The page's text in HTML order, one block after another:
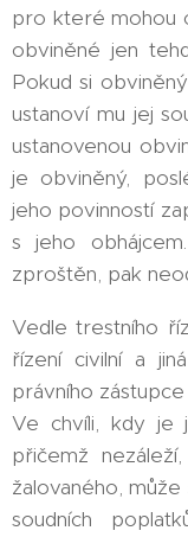
pro které mohou
obviněné jen
Pokud si
ustanoví mu jej
ustanovenou
je obviněný,
jeho povinností
s jeho
zproštěn, pak
Vedle trestního
řízení civilní a
právního
Ve chvíli, kdy je
přičemž
žalovaného,
soudních